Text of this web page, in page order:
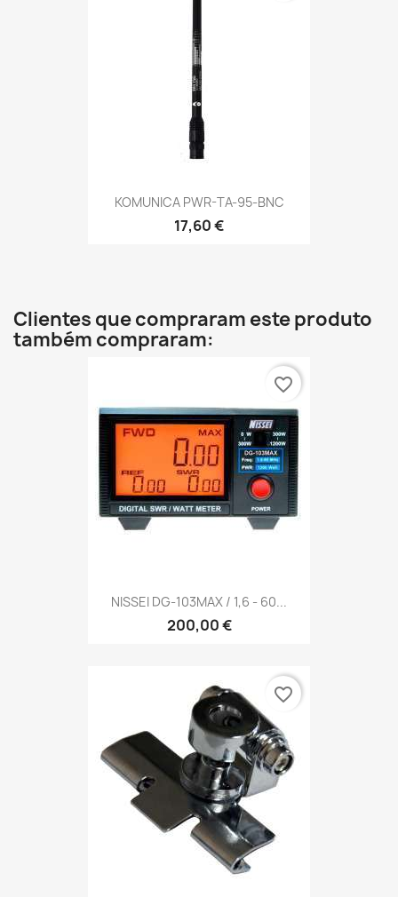
KOMUNICA PWR-TA-95-BNC
17,60 €
Clientes que compraram este produto
também compraram:
NISSEI DG-103MAX / 1,6 - 60...
200,00 €
favorite_border
favorite_border